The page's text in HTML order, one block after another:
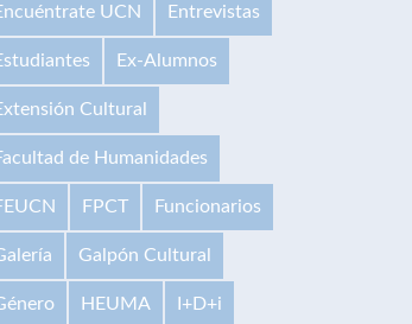
UCN Entrevistas
Ex-Alumnos
Cultural
de Humanidades
FPCT Funcionarios
Galpón Cultural
HEUMA I+D+i